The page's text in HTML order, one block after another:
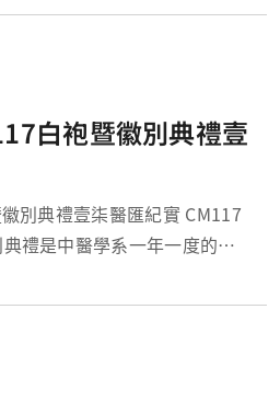
年老闆築夢計畫校際盃創新
白袍暨徽別典禮壹
禮壹柒醫匯紀實 CM117
項重要里程碑，即是為五年級